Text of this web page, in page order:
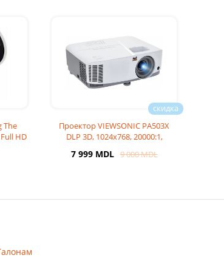
The
HD
Проектор VIEWSONIC PA503X
DLP 3D, 1024x768, 20000:1,
7 999 MDL 9 000 MDL